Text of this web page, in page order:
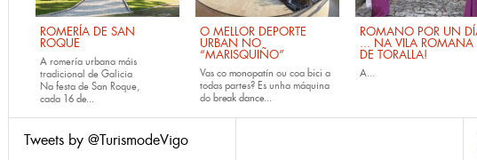
ROMERÍA DE SAN
ROQUE
A romería urbana máis
tradicional de Galicia
Na festa de San Roque,
cada 16 de...
O MELLOR DEPORTE
URBAN NO
“MARISQUIÑO”
Vas co monopatín ou coa bici a
todas partes? Es unha máquina
do break dance...
ROMANO POR UN
... NA VILA ROMANA
DE TORALLA!
A...
Tweets by @TurismodeVigo